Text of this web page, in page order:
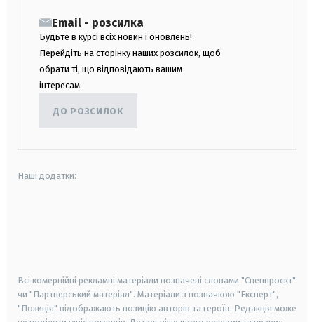
Email - розсилка
Будьте в курсі всіх новин і оновлень!
Перейдіть на сторінку наших розсилок, щоб
обрати ті, що відповідають вашим
інтересам.
ДО РОЗСИЛОК
Наші додатки:
Всі комерційні рекламні матеріали позначені словами "Спецпроєкт"
чи "Партнерський матеріал". Матеріали з позначкою "Експерт",
"Позиція" відображають позицію авторів та героїв. Редакція може